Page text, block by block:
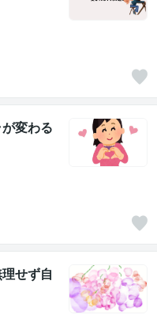
変わる
せず自